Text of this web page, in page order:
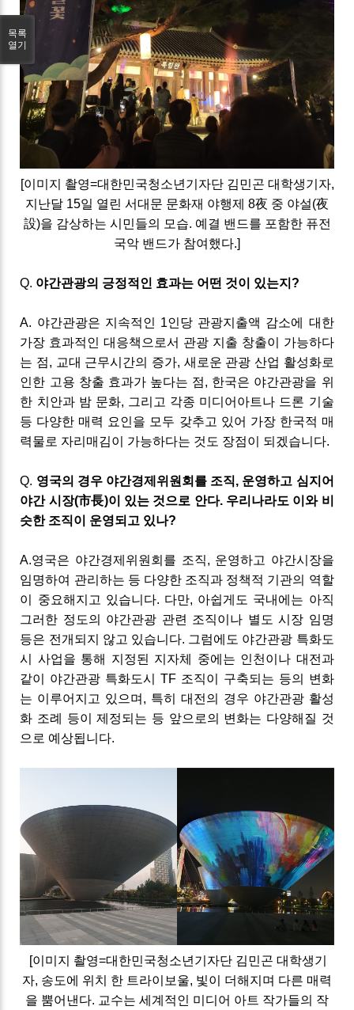
[이미지 촬영=대한민국청소년기자단 김민곤 대학생기자,
지난달 15일 열린 서대문 문화재 야행제 8夜 중 야설(夜
設)을 감상하는 시민들의 모습. 예결 밴드를 포함한 퓨전
국악 밴드가 참여했다.
Q. 야간관광의 긍정적인 효과는 어떤 것이 있는지?
A. 야간관광은 지속적인 1인당 관광지출액 감소에 대한
가장 효과적인대응책으로서 관광 지출 창출이 가능하다
는 점, 교대 근무시간의 증가, 새로운 관광 산업 활성화로
인한 고용 창출 효과가 높다는 점, 한국은 야간관광을 위
한 치안과 밤 문화, 그리고 각종 미디어아트나 드론 기술
등 다양한 매력 요인을 모두 갖추고 있어 가장 한국적 매
력물로 자리매김이 가능하다는 것도 장점이 되겠습니다.
Q. 영국의 경우 야간경제위원회를 조직, 운영하고 심지어
야간 시장(市長)이 있는 것으로 안다. 우리나라도 이와 비
슷한 조직이 운영되고 있나?
A.영국은 야간경제위원회를 조직, 운영하고 야간시장을
임명하여 관리하는 등 다양한 조직과 정책적 기관의 역할
이 중요해지고 있습니다. 다만, 아쉽게도 국내에는 아직
그러한 정도의 야간관광 관련 조직이나 별도 시장 임명
등은 전개되지 않고 있습니다. 그럼에도 야간관광 특화도
시 사업을 통해 지정된 지자체 중에는 인천이나 대전과
같이 야간관광 특화도시
TF 조직이 구축되는 등의 변화
는 이루어지고 있으며 , 특히 대전의 경우 야간관광 활성
화 조례 등이 제정되는 등 앞으로의 변화는 다양해질 것
으로 예상됩니다.
[이미지 촬영=대한민국청소년기자단 김민곤 대학생기
자, 송도에 위치 한 트라이보울, 빛이 더해지며 다른 매력
을 뿜어낸다. 교수는 세계적인 미디어 아트 작가들의 작
목록
열기